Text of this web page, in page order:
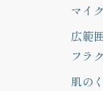
マイ
広範
フラ
肌の